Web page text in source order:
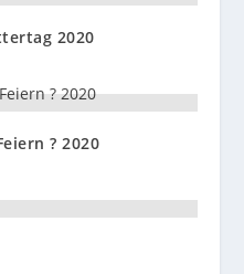
2020
? 2020